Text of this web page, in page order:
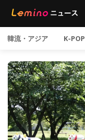
韓流・アジア K-POP